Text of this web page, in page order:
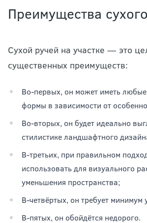
Преимущества
Сухой ручей на участке — это
существенных преимуществ:
Во-первых, он может иметь
формы в зависимости от
Во-вторых, он будет идеально
стилистике ландшафтного
В-третьих, при правильном
использовать для визуального
уменьшения пространства;
В-четвёртых, он требует минимум
В-пятых, он обойдётся недорого.